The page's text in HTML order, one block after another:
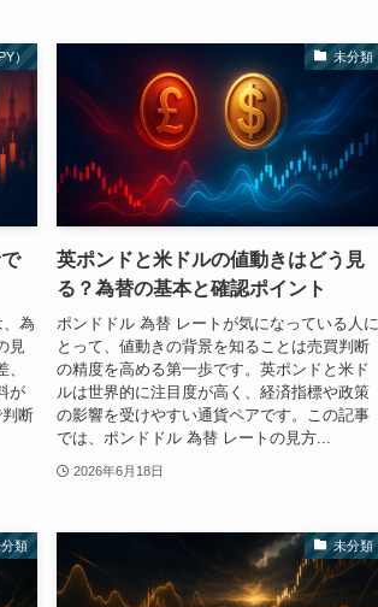
）
為
見
が
断
未分類
英ポンドと米ドルの値動きはどう見
る？為替の基本と確認ポイント
ポンドドル 為替 レートが気になっている人に
とって、値動きの背景を知ることは売買判断
の精度を高める第一歩です。英ポンドと米ド
ルは世界的に注目度が高く、経済指標や政策
の影響を受けやすい通貨ペアです。この記事
では、ポンドドル 為替 レートの見方...
2026年6月18日
類 未分類